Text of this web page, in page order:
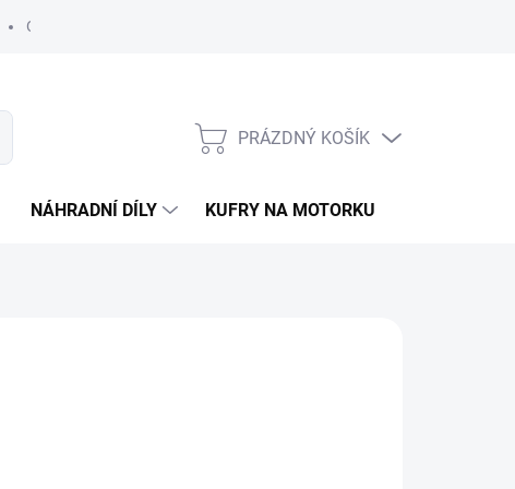
Obchodní podmínky
NÁKUPNÍ
PRÁZDNÝ KOŠÍK
NÁHRADNÍ DÍLY KUFRY NA MOTORKU